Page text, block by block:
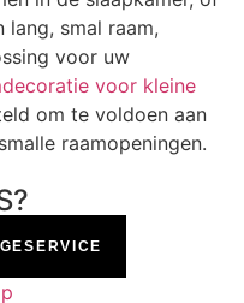
smal raam,
voor uw
voor kleine
om te voldoen aan
raamopeningen.